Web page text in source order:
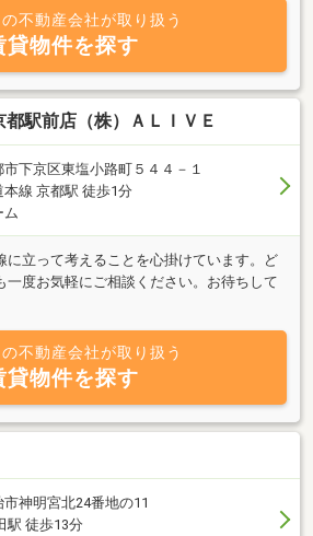
不動産会社が取り扱う
貸物件を探す
駅前店（株）ＡＬＩＶＥ
下京区東塩小路町５４４－１
本線 京都駅 徒歩1分
ム
に立って考えることを心掛けています。ど
一度お気軽にご相談ください。お待ちして
不動産会社が取り扱う
貸物件を探す
神明宮北24番地の11
駅 徒歩13分